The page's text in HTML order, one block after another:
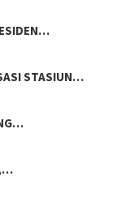
STASIUN…